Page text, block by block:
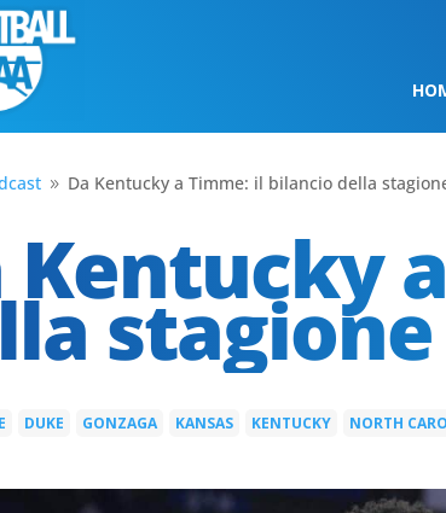
9 Da Kentucky a Timme: il bilancio della
Kentucky
stagione
DUKE GONZAGA KANSAS KENTUCKY NORTH